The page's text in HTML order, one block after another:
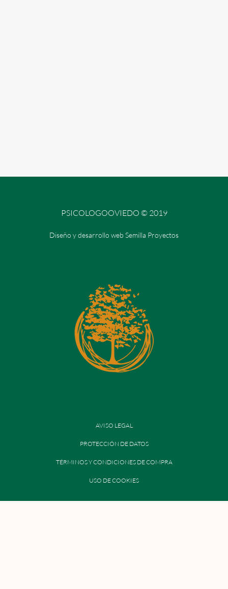
PSICOLOGOOVIEDO © 2019
Diseño y desarrollo web Semilla Proyectos
AVISO LEGAL
PROTECCIÓN DE DATOS
TÉRMINOS Y CONDICIONES DE COMPRA
USO DE COOKIES